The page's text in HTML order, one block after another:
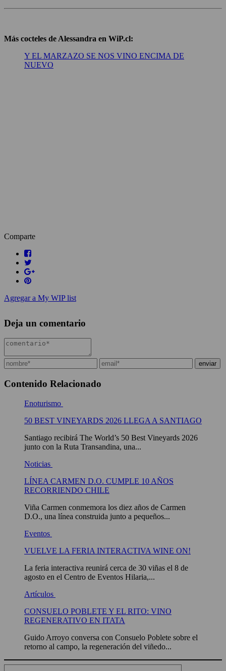
Más cocteles de Alessandra en WiP.cl:
Y EL MARZAZO SE NOS VINO ENCIMA DE
NUEVO
Comparte
Agregar a My WIP list
Deja un comentario
Contenido Relacionado
Enoturismo
50 BEST VINEYARDS 2026 LLEGA A SANTIAGO
Santiago recibirá The World’s 50 Best Vineyards 2026
junto con la Ruta Transandina, una...
Noticias
LÍNEA CARMEN D.O. CUMPLE 10 AÑOS
RECORRIENDO CHILE
Viña Carmen conmemora los diez años de Carmen
D.O., una línea construida junto a pequeños...
Eventos
VUELVE LA FERIA INTERACTIVA WINE ON!
La feria interactiva reunirá cerca de 30 viñas el 8 de
agosto en el Centro de Eventos Hilaria,...
Artículos
CONSUELO POBLETE Y EL RITO: VINO
REGENERATIVO EN ITATA
Guido Arroyo conversa con Consuelo Poblete sobre el
retorno al campo, la regeneración del viñedo...